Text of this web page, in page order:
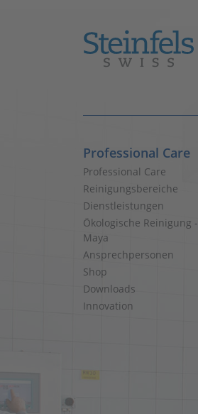
Professional Care
Professional Care
Reinigungsbereiche
Dienstleistungen
Ökologische Reinigung -
Maya
Ansprechpersonen
Shop
Downloads
Innovation